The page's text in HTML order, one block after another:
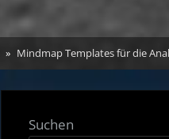
Mindmap Templates für die
Suchen